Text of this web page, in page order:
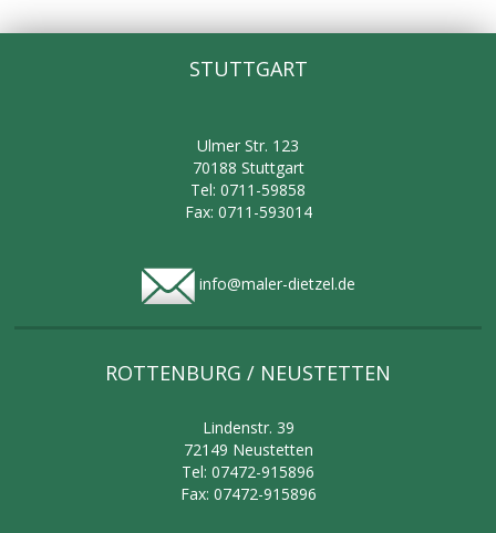
STUTTGART
Ulmer Str. 123
70188 Stuttgart
Tel: 0711-59858
Fax: 0711-593014
info@maler-dietzel.de
ROTTENBURG / NEUSTETTEN
Lindenstr. 39
72149 Neustetten
Tel: 07472-915896
Fax: 07472-915896